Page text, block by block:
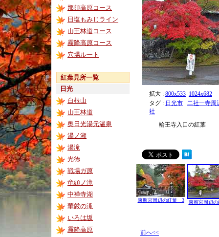
那須高原コース
日塩もみじライン
山王林道コース
霧降高原コース
穴場ルート
紅葉見所一覧
日光
白根山
山王林道
奥日光湯元温泉
湯ノ湖
湯滝
光徳
戦場ガ原
竜頭ノ滝
中禅寺湖
華厳の滝
いろは坂
霧降高原
拡大 : 800x533 1024x682
タグ : 日光市
二社一寺周
社
輪王寺入口の紅葉
東照宮周辺の紅葉 3 東照宮周辺
前へ<<